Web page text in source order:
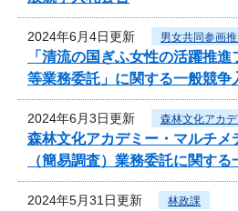
2024年6月4日更新 男女共同参画
「清流の国ぎふ女性の活躍推
等業務委託」に関する一般競争
2024年6月3日更新 森林文化アカ
森林文化アカデミー・マルチメ
（簡易調査）業務委託に関す
2024年5月31日更新 林政課